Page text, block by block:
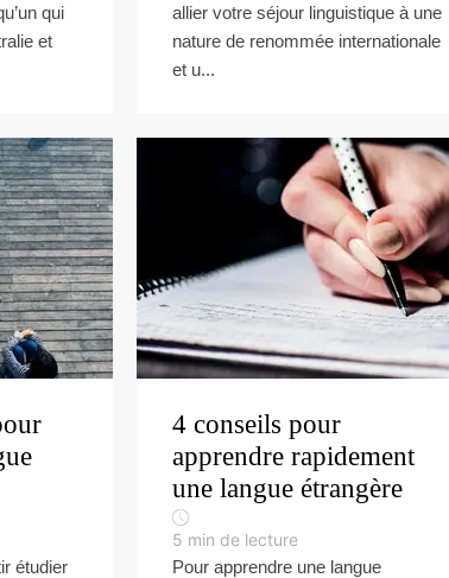
qui
et
allier votre séjour linguistique à une
nature de renommée internationale
et u...
étudier
4 conseils pour
apprendre rapidement
une langue étrangère
5 min de lecture
Pour apprendre une langue